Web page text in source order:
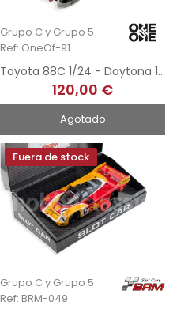
Grupo C y Grupo 5
Ref: OneOf-91
Toyota 88C 1/24 - Daytona 1989
120,00 €
Agotado
Fuera de stock
Grupo C y Grupo 5
Ref: BRM-049